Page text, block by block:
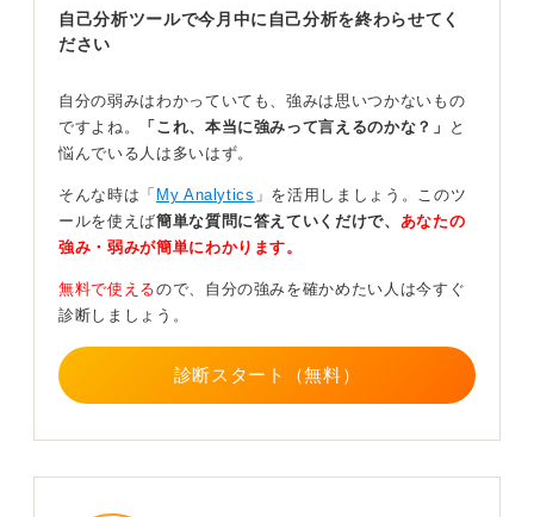
自身がどのような働き方をしたいのか、将来どうなりた
いのかを改めて考えてみるのも良いでしょう。
いのか、どのような条件を重視するのかを明確にするこ
とが大切です。
0
自己分析ツールで今月中に自己分析を終わらせてく
ださい
自分の弱みはわかっていても、強みは思いつかないもの
ですよね。
「これ、本当に強みって言えるのかな？」
と
悩んでいる人は多いはず。
そんな時は「 My Analytics 」を活用しましょう。このツ
ールを使えば簡単な質問に答えていくだけで、 あなたの
強み・弱みが簡単にわかります。
無料で使えるので、自分の強みを確かめたい人は今すぐ
診断しましょう。
診断スタート（無料）